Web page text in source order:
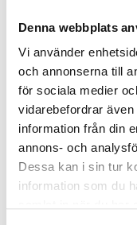
Denna webbplats
Vi använder
och annonserna till
för sociala medier
vidarebefordrar
information från din
annons- och
Dessa kan i sin tur
information som du
Fröet - Öva
Miriam Svartborn
77 kr